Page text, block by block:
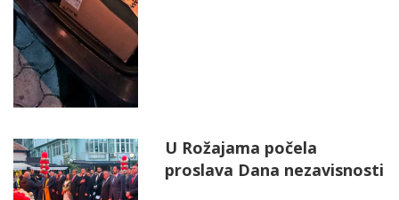
U Rožajama počela
proslava Dana nezavisnosti